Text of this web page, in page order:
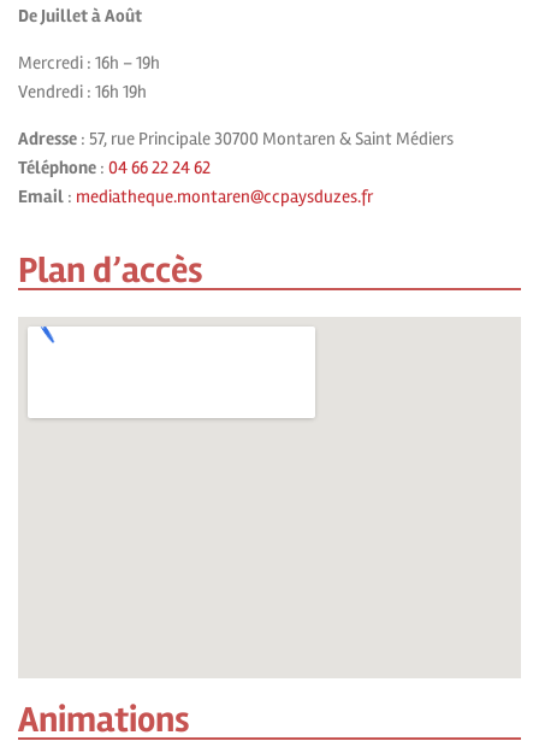
De Juillet à Août
Mercredi : 16h – 19h
Vendredi : 16h 19h
Adresse : 57, rue Principale 30700 Montaren & Saint Médiers
Téléphone : 04 66 22 24 62
Email : mediatheque.montaren@ccpaysduzes.fr
Plan d’accès
Animations